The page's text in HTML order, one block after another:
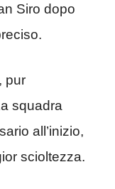
Siro dopo
pur
squadra
all’inizio,
scioltezza.